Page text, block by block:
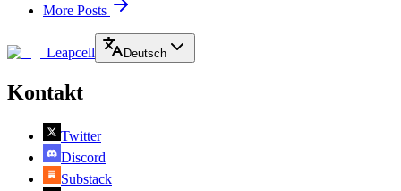
More Posts
Leapcell Deutsch
Kontakt
Twitter
Discord
Substack